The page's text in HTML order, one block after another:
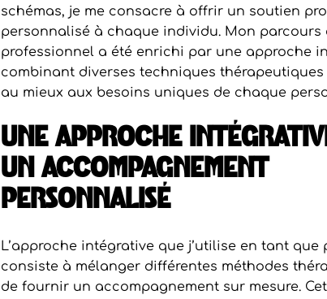
schémas, je me consacre à offrir un soutien
personnalisé à chaque individu. Mon parcours
professionnel a été enrichi par une approche
combinant diverses techniques
au mieux aux besoins uniques de chaque
UNE APPROCHE
UN ACCOMPAGNEMENT
PERSONNALISÉ
L’approche intégrative que j’utilise en tant que
consiste à mélanger différentes méthodes
de fournir un accompagnement sur mesure.